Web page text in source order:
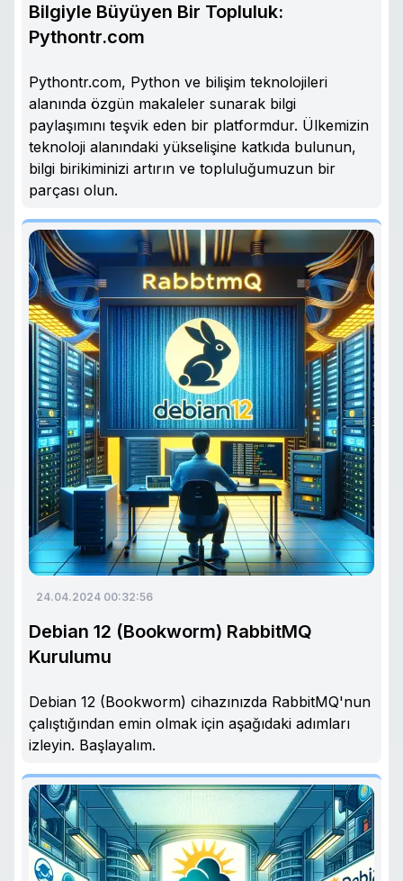
Bilgiyle Büyüyen Bir Topluluk:
Pythontr.com
Pythontr.com, Python ve bilişim teknolojileri
alanında özgün makaleler sunarak bilgi
paylaşımını teşvik eden bir platformdur. Ülkemizin
teknoloji alanındaki yükselişine katkıda bulunun,
bilgi birikiminizi artırın ve topluluğumuzun bir
parçası olun.
24.04.2024 00:32:56
Debian 12 (Bookworm) RabbitMQ
Kurulumu
Debian 12 (Bookworm) cihazınızda RabbitMQ'nun
çalıştığından emin olmak için aşağıdaki adımları
izleyin. Başlayalım.